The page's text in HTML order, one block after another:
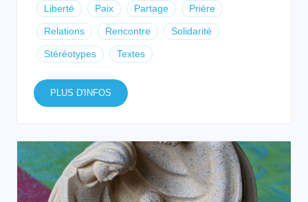
Liberté Paix Partage Prière
Relations Rencontre Solidarité
Stéréotypes Textes
PLUS D'INFOS